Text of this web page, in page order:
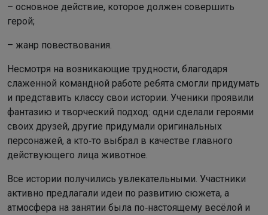
– основное действие, которое должен совершить
герой;
– жанр повествования.
Несмотря на возникающие трудности, благодаря
слаженной командной работе ребята смогли придумать
и представить классу свои истории. Ученики проявили
фантазию и творческий подход: одни сделали героями
своих друзей, другие придумали оригинальных
персонажей, а кто‑то выбрал в качестве главного
действующего лица животное.
Все истории получились увлекательными. Участники
активно предлагали идеи по развитию сюжета, а
атмосфера на занятии была по‑настоящему весёлой и